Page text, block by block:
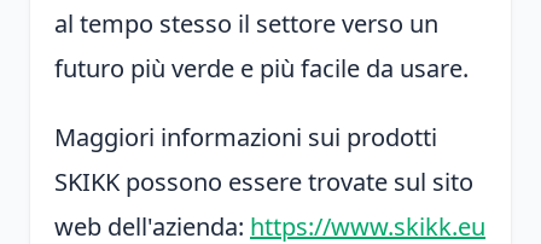
al tempo stesso il settore verso un
futuro più verde e più facile da usare.
Maggiori informazioni sui prodotti
SKIKK possono essere trovate sul sito
web dell'azienda: https://www.skikk.eu